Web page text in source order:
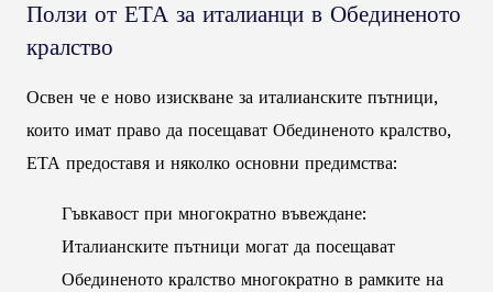
Ползи от ЕТА за италианци в Обединеното
кралство
Освен че е ново изискване за италианските пътници,
които имат право да посещават Обединеното кралство,
ЕТА предоставя и няколко основни предимства:
Гъвкавост при многократно въвеждане:
Италианските пътници могат да посещават
Обединеното кралство многократно в рамките на